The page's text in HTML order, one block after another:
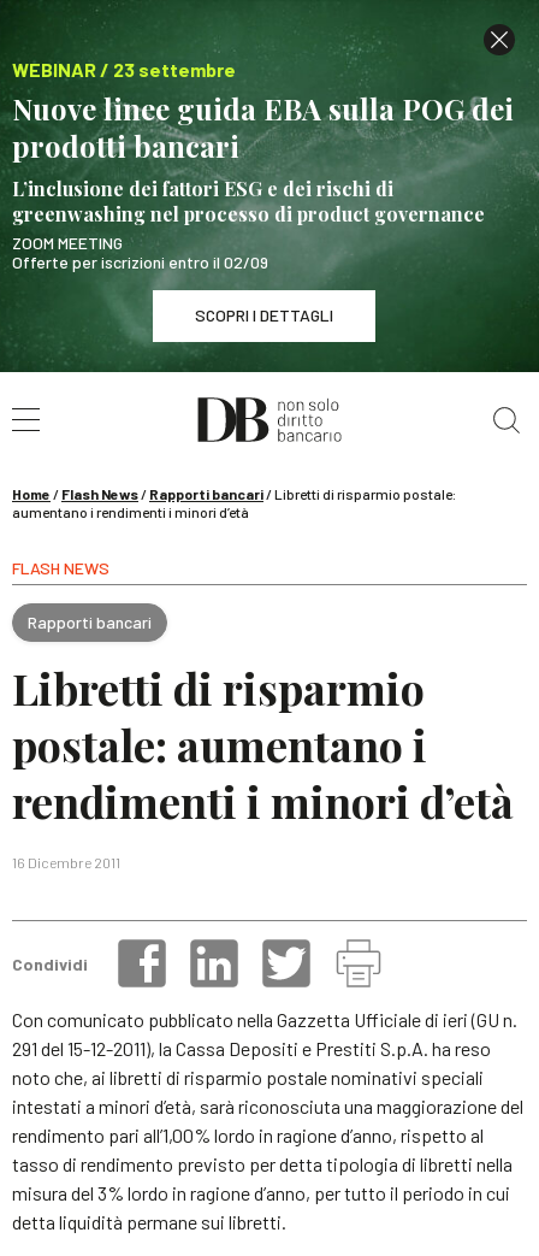
WEBINAR / 23 settembre
Nuove linee guida EBA sulla POG dei
prodotti bancari
L’inclusione dei fattori ESG e dei rischi di
greenwashing nel processo di product governance
ZOOM MEETING
Offerte per iscrizioni entro il 02/09
SCOPRI I DETTAGLI
WEBINAR / 23 settembre
Nuove linee guida EBA sulla POG dei prodotti
SCOPRI I DETTAGLI
Home / Flash News/ Rapporti bancari/Libretti di risparmio postale:
aumentano i rendimenti i minori d’età
FLASH NEWS
Rapporti bancari
Libretti di risparmio
postale: aumentano i
rendimenti i minori d’età
16 Dicembre 2011
Condividi
Con comunicato pubblicato nella Gazzetta Ufficiale di ieri (GU n.
291 del 15-12-2011), la Cassa Depositi e Prestiti S.p.A. ha reso
noto che, ai libretti di risparmio postale nominativi speciali
intestati a minori d’età, sarà riconosciuta una maggiorazione del
rendimento pari all’1,00% lordo in ragione d’anno, rispetto al
tasso di rendimento previsto per detta tipologia di libretti nella
misura del 3% lordo in ragione d’anno, per tutto il periodo in cui
detta liquidità permane sui libretti.